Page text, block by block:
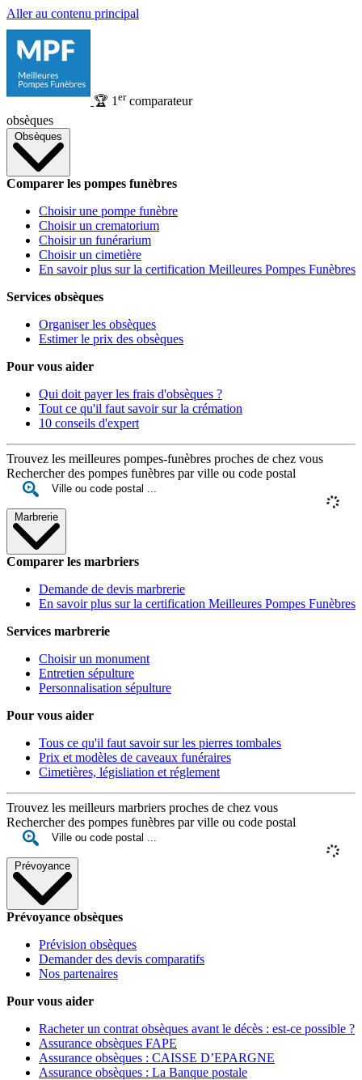
Aller au contenu principal
🏆 1 ercomparateur
obsèques
Obsèques
Comparer les pompes funèbres
Choisir une pompe funèbre
Choisir un crematorium
Choisir un funérarium
Choisir un cimetière
En savoir plus sur la certification Meilleures Pompes Funèbres
Services obsèques
Organiser les obsèques
Estimer le prix des obsèques
Pour vous aider
Qui doit payer les frais d'obsèques ?
Tout ce qu'il faut savoir sur la crémation
10 conseils d'expert
Trouvez les meilleures pompes-funèbres proches de chez vous
Rechercher des pompes funèbres par ville ou code postal
Marbrerie
Comparer les marbriers
Demande de devis marbrerie
En savoir plus sur la certification Meilleures Pompes Funèbres
Services marbrerie
Choisir un monument
Entretien sépulture
Personnalisation sépulture
Pour vous aider
Tous ce qu'il faut savoir sur les pierres tombales
Prix et modèles de caveaux funéraires
Cimetières, législiation et réglement
Trouvez les meilleurs marbriers proches de chez vous
Rechercher des pompes funèbres par ville ou code postal
Prévoyance
Prévoyance obsèques
Prévision obsèques
Demander des devis comparatifs
Nos partenaires
Pour vous aider
Racheter un contrat obsèques avant le décès : est-ce possible ?
Assurance obsèques FAPE
Assurance obsèques : CAISSE D’EPARGNE
Assurance obsèques : La Banque postale